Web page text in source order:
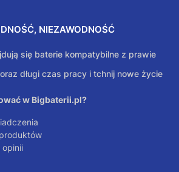
NIEZAWODNOŚĆ
się baterie kompatybilne z prawie
długi czas pracy i tchnij nowe życie
w Bigbaterii.pl?